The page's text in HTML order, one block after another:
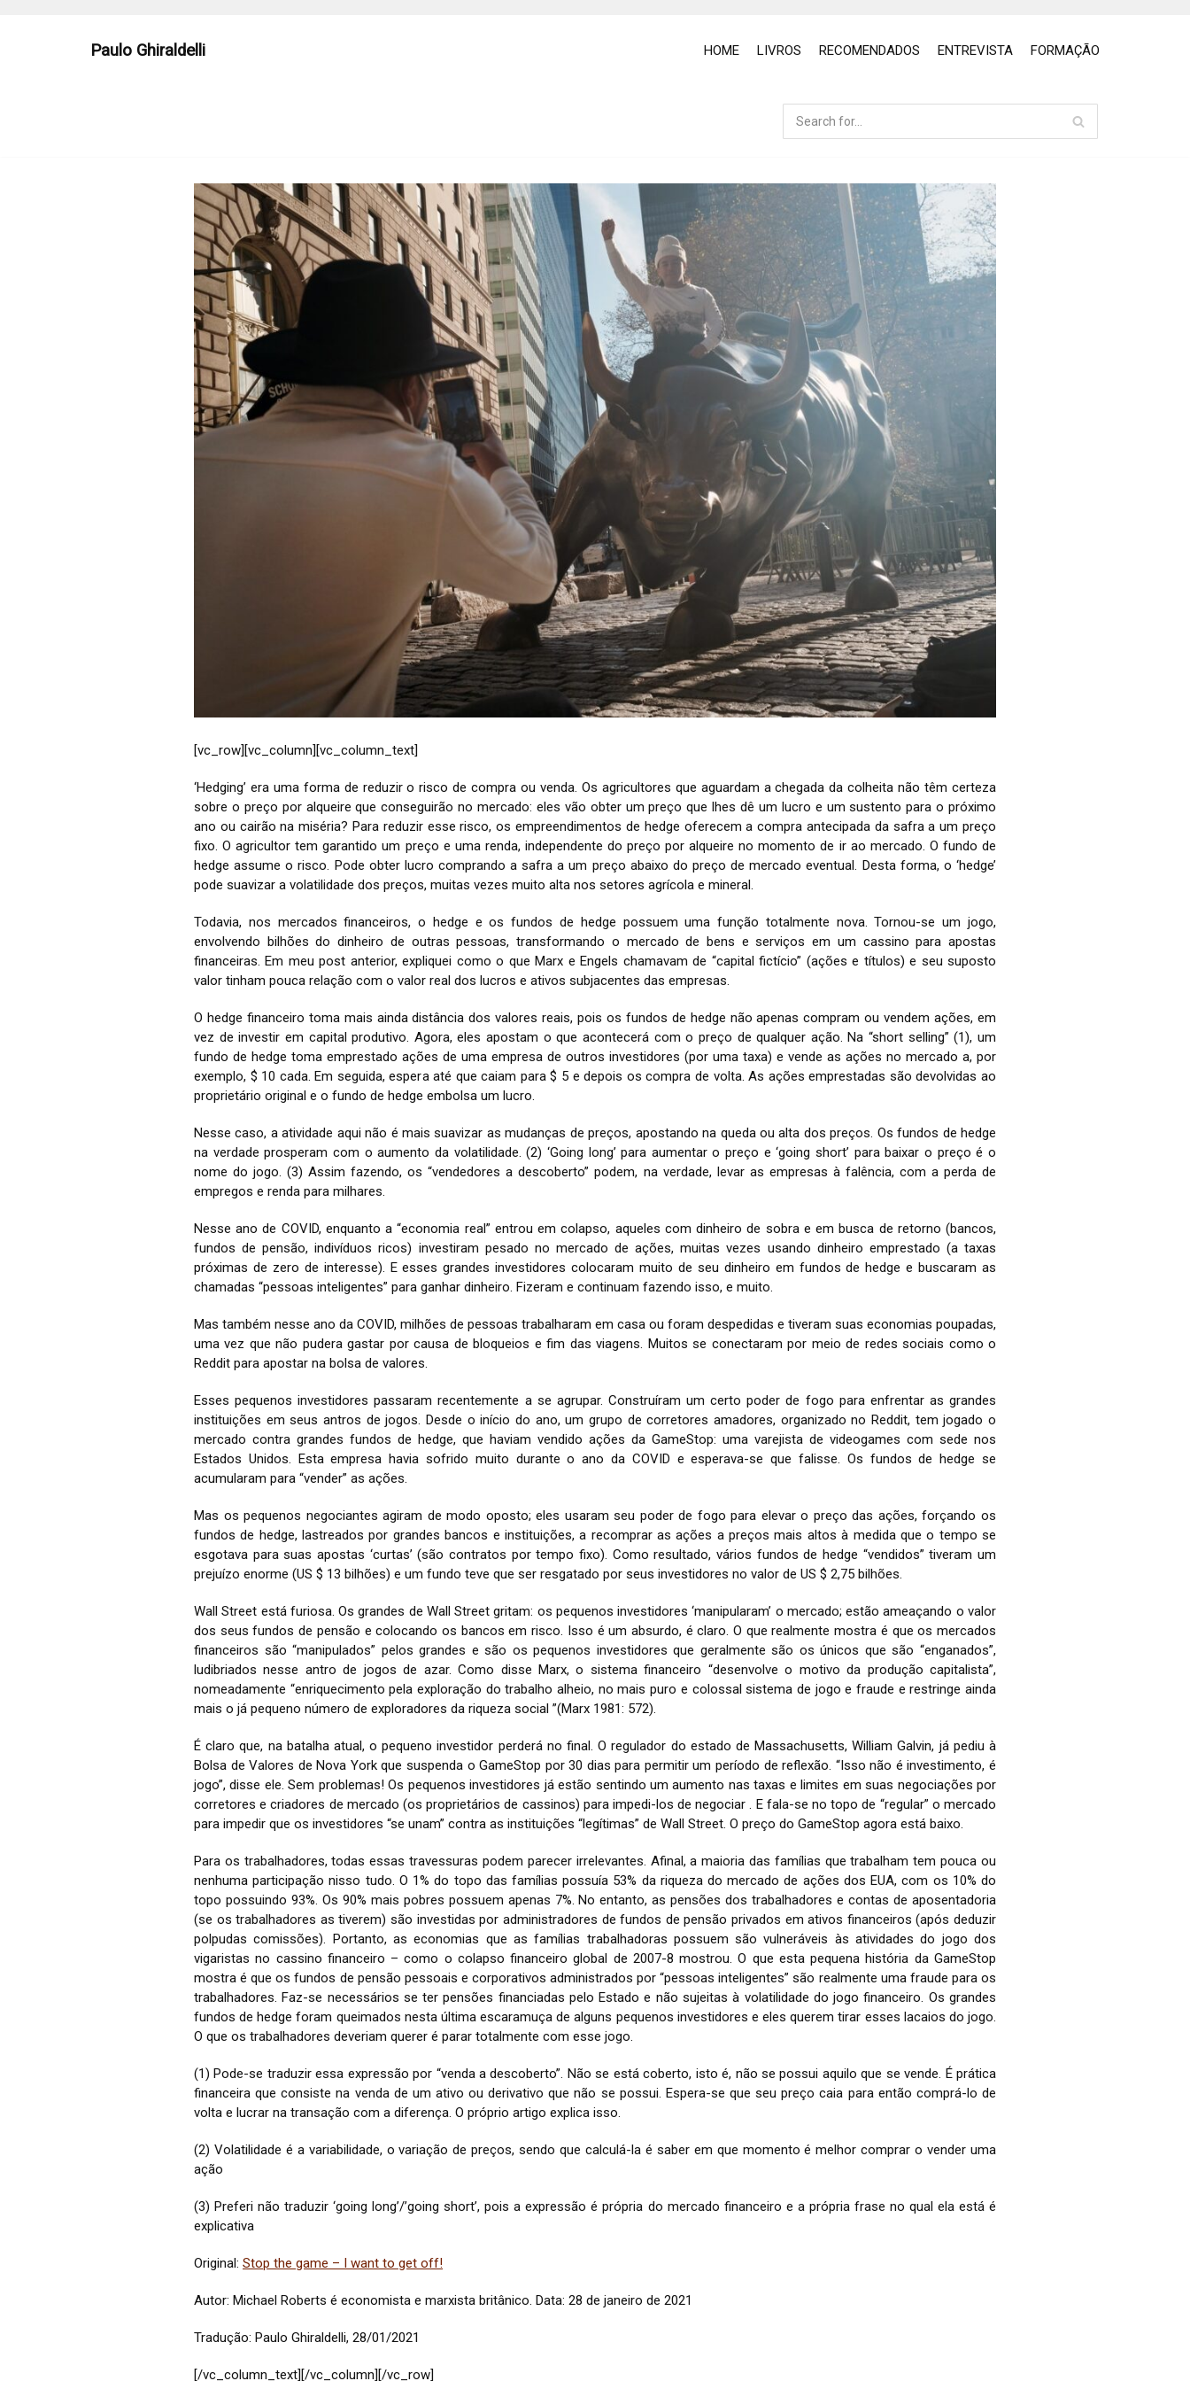
Paulo Ghiraldelli HOME LIVROS RECOMENDADOS ENTREVISTA FORMAÇÃO
[vc_row][vc_column][vc_column_text]
‘Hedging’ era uma forma de reduzir o risco de compra ou venda. Os agricultores que aguardam a chegada da colheita não têm certeza
sobre o preço por alqueire que conseguirão no mercado: eles vão obter um preço que lhes dê um lucro e um sustento para o próximo
ano ou cairão na miséria? Para reduzir esse risco, os empreendimentos de hedge oferecem a compra antecipada da safra a um preço
fixo. O agricultor tem garantido um preço e uma renda, independente do preço por alqueire no momento de ir ao mercado. O fundo de
hedge assume o risco. Pode obter lucro comprando a safra a um preço abaixo do preço de mercado eventual. Desta forma, o ‘hedge’
pode suavizar a volatilidade dos preços, muitas vezes muito alta nos setores agrícola e mineral.
Todavia, nos mercados financeiros, o hedge e os fundos de hedge possuem uma função totalmente nova. Tornou-se um jogo,
envolvendo bilhões do dinheiro de outras pessoas, transformando o mercado de bens e serviços em um cassino para apostas
financeiras. Em meu post anterior, expliquei como o que Marx e Engels chamavam de “capital fictício” (ações e títulos) e seu suposto
valor tinham pouca relação com o valor real dos lucros e ativos subjacentes das empresas.
O hedge financeiro toma mais ainda distância dos valores reais, pois os fundos de hedge não apenas compram ou vendem ações, em
vez de investir em capital produtivo. Agora, eles apostam o que acontecerá com o preço de qualquer ação. Na “short selling” (1), um
fundo de hedge toma emprestado ações de uma empresa de outros investidores (por uma taxa) e vende as ações no mercado a, por
exemplo, $ 10 cada. Em seguida, espera até que caiam para $ 5 e depois os compra de volta. As ações emprestadas são devolvidas ao
proprietário original e o fundo de hedge embolsa um lucro.
Nesse caso, a atividade aqui não é mais suavizar as mudanças de preços, apostando na queda ou alta dos preços. Os fundos de hedge
na verdade prosperam com o aumento da volatilidade. (2) ‘Going long’ para aumentar o preço e ‘going short’ para baixar o preço é o
nome do jogo. (3) Assim fazendo, os “vendedores a descoberto” podem, na verdade, levar as empresas à falência, com a perda de
empregos e renda para milhares.
Nesse ano de COVID, enquanto a “economia real” entrou em colapso, aqueles com dinheiro de sobra e em busca de retorno (bancos,
fundos de pensão, indivíduos ricos) investiram pesado no mercado de ações, muitas vezes usando dinheiro emprestado (a taxas
próximas de zero de interesse). E esses grandes investidores colocaram muito de seu dinheiro em fundos de hedge e buscaram as
chamadas “pessoas inteligentes” para ganhar dinheiro. Fizeram e continuam fazendo isso, e muito.
Mas também nesse ano da COVID, milhões de pessoas trabalharam em casa ou foram despedidas e tiveram suas economias poupadas,
uma vez que não pudera gastar por causa de bloqueios e fim das viagens. Muitos se conectaram por meio de redes sociais como o
Reddit para apostar na bolsa de valores.
Esses pequenos investidores passaram recentemente a se agrupar. Construíram um certo poder de fogo para enfrentar as grandes
instituições em seus antros de jogos. Desde o início do ano, um grupo de corretores amadores, organizado no Reddit, tem jogado o
mercado contra grandes fundos de hedge, que haviam vendido ações da GameStop: uma varejista de videogames com sede nos
Estados Unidos. Esta empresa havia sofrido muito durante o ano da COVID e esperava-se que falisse. Os fundos de hedge se
acumularam para “vender” as ações.
Mas os pequenos negociantes agiram de modo oposto; eles usaram seu poder de fogo para elevar o preço das ações, forçando os
fundos de hedge, lastreados por grandes bancos e instituições, a recomprar as ações a preços mais altos à medida que o tempo se
esgotava para suas apostas ‘curtas’ (são contratos por tempo fixo). Como resultado, vários fundos de hedge “vendidos” tiveram um
prejuízo enorme (US $ 13 bilhões) e um fundo teve que ser resgatado por seus investidores no valor de US $ 2,75 bilhões.
Wall Street está furiosa. Os grandes de Wall Street gritam: os pequenos investidores ‘manipularam’ o mercado; estão ameaçando o valor
dos seus fundos de pensão e colocando os bancos em risco. Isso é um absurdo, é claro. O que realmente mostra é que os mercados
financeiros são “manipulados” pelos grandes e são os pequenos investidores que geralmente são os únicos que são “enganados”,
ludibriados nesse antro de jogos de azar. Como disse Marx, o sistema financeiro “desenvolve o motivo da produção capitalista”,
nomeadamente “enriquecimento pela exploração do trabalho alheio, no mais puro e colossal sistema de jogo e fraude e restringe ainda
mais o já pequeno número de exploradores da riqueza social ”(Marx 1981: 572).
É claro que, na batalha atual, o pequeno investidor perderá no final. O regulador do estado de Massachusetts, William Galvin, já pediu à
Bolsa de Valores de Nova York que suspenda o GameStop por 30 dias para permitir um período de reflexão. “Isso não é investimento, é
jogo”, disse ele. Sem problemas! Os pequenos investidores já estão sentindo um aumento nas taxas e limites em suas negociações por
corretores e criadores de mercado (os proprietários de cassinos) para impedi-los de negociar . E fala-se no topo de “regular” o mercado
para impedir que os investidores “se unam” contra as instituições “legítimas” de Wall Street. O preço do GameStop agora está baixo.
Para os trabalhadores, todas essas travessuras podem parecer irrelevantes. Afinal, a maioria das famílias que trabalham tem pouca ou
nenhuma participação nisso tudo. O 1% do topo das famílias possuía 53% da riqueza do mercado de ações dos EUA, com os 10% do
topo possuindo 93%. Os 90% mais pobres possuem apenas 7%. No entanto, as pensões dos trabalhadores e contas de aposentadoria
(se os trabalhadores as tiverem) são investidas por administradores de fundos de pensão privados em ativos financeiros (após deduzir
polpudas comissões). Portanto, as economias que as famílias trabalhadoras possuem são vulneráveis ​​às atividades do jogo dos
vigaristas no cassino financeiro – como o colapso financeiro global de 2007-8 mostrou. O que esta pequena história da GameStop
mostra é que os fundos de pensão pessoais e corporativos administrados por “pessoas inteligentes” são realmente uma fraude para os
trabalhadores. Faz-se necessários se ter pensões financiadas pelo Estado e não sujeitas à volatilidade do jogo financeiro. Os grandes
fundos de hedge foram queimados nesta última escaramuça de alguns pequenos investidores e eles querem tirar esses lacaios do jogo.
O que os trabalhadores deveriam querer é parar totalmente com esse jogo.
(1) Pode-se traduzir essa expressão por “venda a descoberto”. Não se está coberto, isto é, não se possui aquilo que se vende. É prática
financeira que consiste na venda de um ativo ou derivativo que não se possui. Espera-se que seu preço caia para então comprá-lo de
volta e lucrar na transação com a diferença. O próprio artigo explica isso.
(2) Volatilidade é a variabilidade, o variação de preços, sendo que calculá-la é saber em que momento é melhor comprar o vender uma
ação
(3) Preferi não traduzir ‘going long’/’going short’, pois a expressão é própria do mercado financeiro e a própria frase no qual ela está é
explicativa
Original: Stop the game – I want to get off!
Autor: Michael Roberts é economista e marxista britânico. Data: 28 de janeiro de 2021
Tradução: Paulo Ghiraldelli, 28/01/2021
[/vc_column_text][/vc_column][/vc_row]